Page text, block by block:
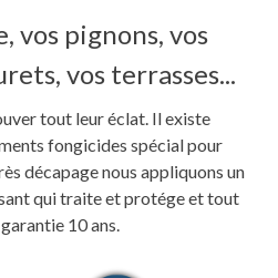
vos pignons, vos
vos terrasses...
tout leur éclat. Il existe
fongicides spécial pour
décapage nous appliquons un
qui traite et protége et tout
10 ans.